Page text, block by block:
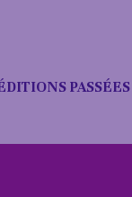
PASSÉES